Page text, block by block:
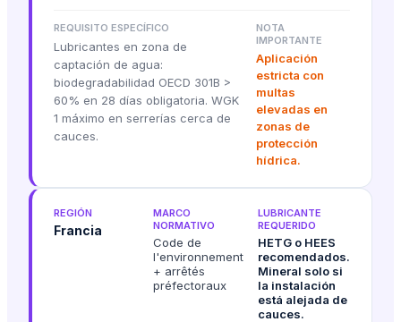
REQUISITO ESPECÍFICO
Lubricantes en zona de
captación de agua:
biodegradabilidad OECD 301B >
60% en 28 días obligatoria. WGK
1 máximo en serrerías cerca de
cauces.
NOTA
IMPORTANTE
Aplicación
estricta con
multas
elevadas en
zonas de
protección
hídrica.
REGIÓN
Francia
MARCO
NORMATIVO
Code de
l'environnement
+ arrêtés
préfectoraux
LUBRICANTE
REQUERIDO
HETG o HEES
recomendados.
Mineral solo si
la instalación
está alejada de
cauces.